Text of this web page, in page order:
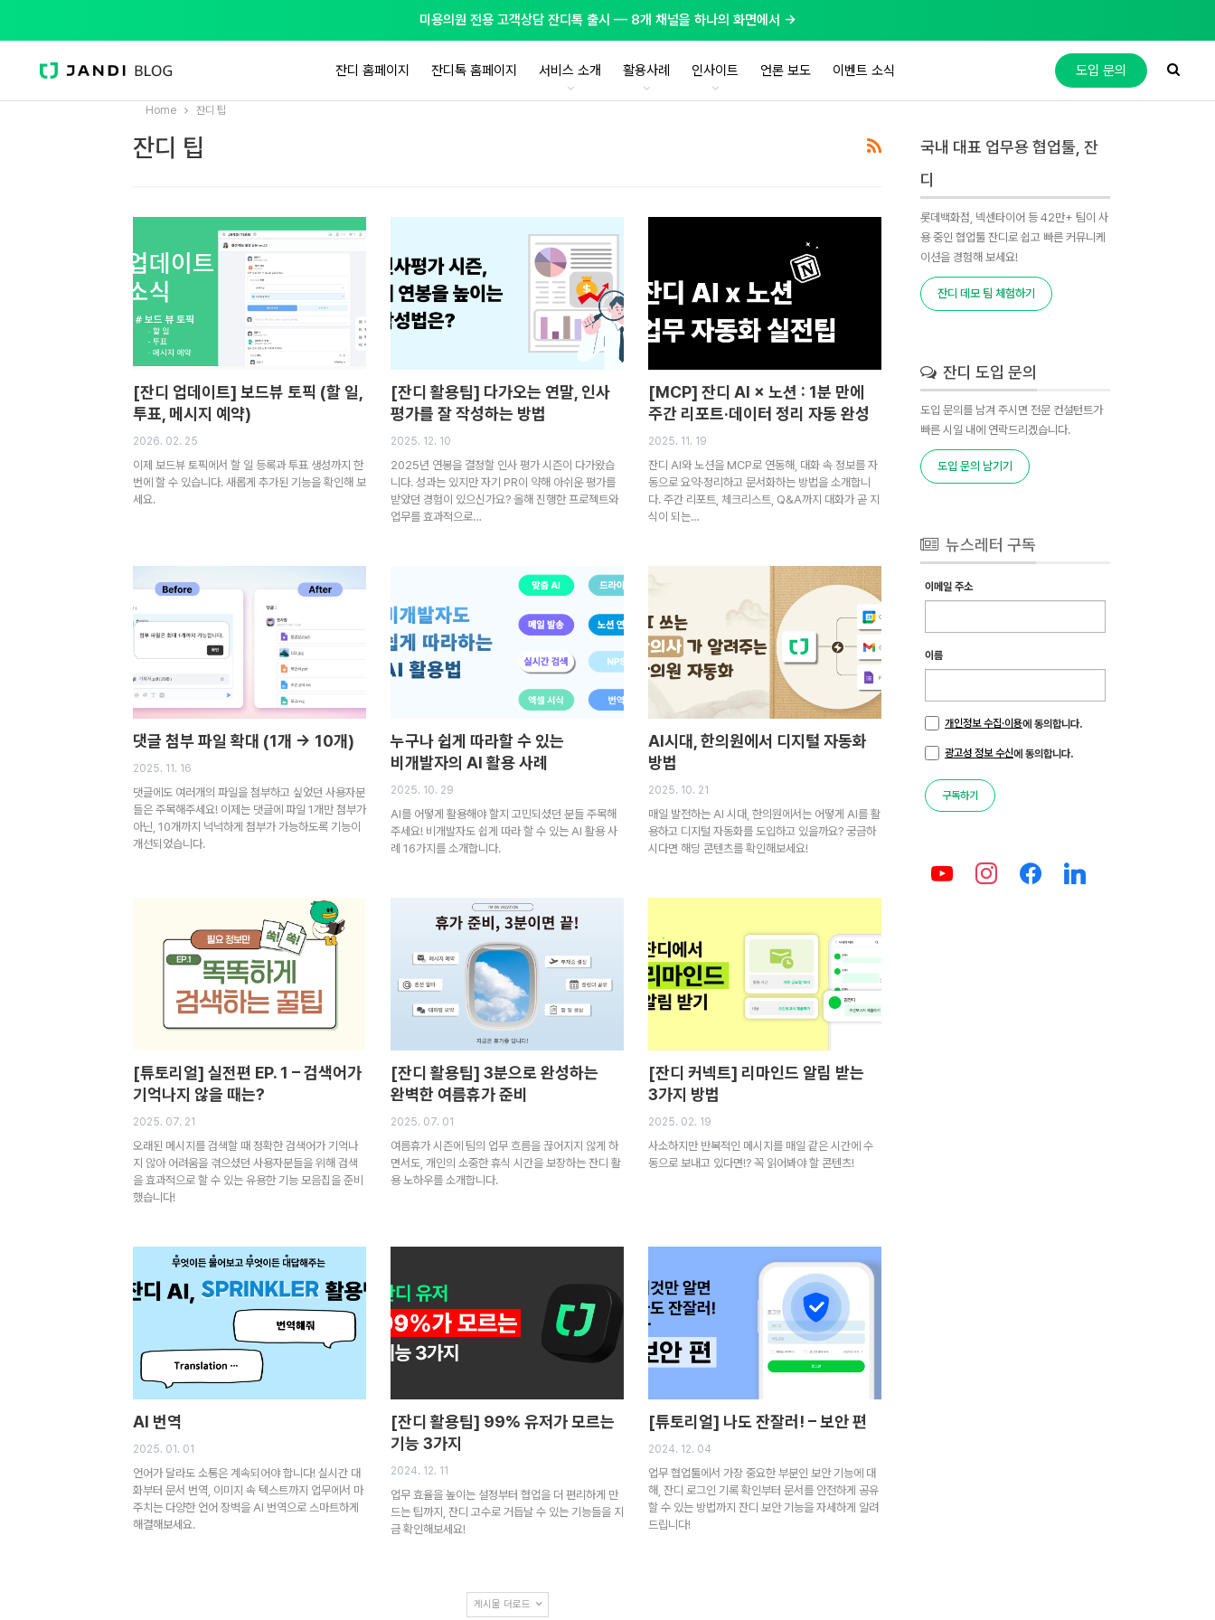
미용의원 전용 고객상담 잔디톡 출시 — 8개 채널을 하나의 화면에서 →
도입 문의
잔디 홈페이지 잔디톡 홈페이지 서비스 소개 활용사례 인사이트 언론 보도 이벤트 소식
Home 잔디 팁
잔디 팁
[잔디 업데이트] 보드뷰 토픽 (할 일,
투표, 메시지 예약)
2026. 02. 25
이제 보드뷰 토픽에서 할 일 등록과 투표 생성까지 한
번에 할 수 있습니다. 새롭게 추가된 기능을 확인해 보
세요.
[잔디 활용팁] 다가오는 연말, 인사
평가를 잘 작성하는 방법
2025. 12. 10
2025년 연봉을 결정할 인사 평가 시즌이 다가왔습
니다. 성과는 있지만 자기 PR이 약해 아쉬운 평가를
받았던 경험이 있으신가요? 올해 진행한 프로젝트와
업무를 효과적으로…
[MCP] 잔디 AI × 노션 : 1분 만에
주간 리포트·데이터 정리 자동 완성
2025. 11. 19
잔디 AI와 노션을 MCP로 연동해, 대화 속 정보를 자
동으로 요약·정리하고 문서화하는 방법을 소개합니
다. 주간 리포트, 체크리스트, Q&A까지 대화가 곧 지
식이 되는…
댓글 첨부 파일 확대 (1개 → 10개)
2025. 11. 16
댓글에도 여러개의 파일을 첨부하고 싶었던 사용자분
들은 주목해주세요! 이제는 댓글에 파일 1개만 첨부가
아닌, 10개까지 넉넉하게 첨부가 가능하도록 기능이
개선되었습니다.
누구나 쉽게 따라할 수 있는
비개발자의 AI 활용 사례
2025. 10. 29
AI를 어떻게 활용해야 할지 고민되셨던 분들 주목해
주세요! 비개발자도 쉽게 따라 할 수 있는 AI 활용 사
례 16가지를 소개합니다.
AI시대, 한의원에서 디지털 자동화
방법
2025. 10. 21
매일 발전하는 AI 시대, 한의원에서는 어떻게 AI를 활
용하고 디지털 자동화를 도입하고 있을까요? 궁금하
시다면 해당 콘텐츠를 확인해보세요!
[튜토리얼] 실전편 EP. 1 – 검색어가
기억나지 않을 때는?
2025. 07. 21
오래된 메시지를 검색할 때 정확한 검색어가 기억나
지 않아 어려움을 겪으셨던 사용자분들을 위해 검색
을 효과적으로 할 수 있는 유용한 기능 모음집을 준비
했습니다!
[잔디 활용팁] 3분으로 완성하는
완벽한 여름휴가 준비
2025. 07. 01
여름휴가 시즌에 팀의 업무 흐름을 끊어지지 않게 하
면서도, 개인의 소중한 휴식 시간을 보장하는 잔디 활
용 노하우를 소개합니다.
[잔디 커넥트] 리마인드 알림 받는
3가지 방법
2025. 02. 19
사소하지만 반복적인 메시지를 매일 같은 시간에 수
동으로 보내고 있다면!? 꼭 읽어봐야 할 콘텐츠!
AI 번역
2025. 01. 01
언어가 달라도 소통은 계속되어야 합니다! 실시간 대
화부터 문서 번역, 이미지 속 텍스트까지 업무에서 마
주치는 다양한 언어 장벽을 AI 번역으로 스마트하게
해결해보세요.
[잔디 활용팁] 99% 유저가 모르는
기능 3가지
2024. 12. 11
업무 효율을 높이는 설정부터 협업을 더 편리하게 만
드는 팁까지, 잔디 고수로 거듭날 수 있는 기능들을 지
금 확인해보세요!
[튜토리얼] 나도 잔잘러! – 보안 편
2024. 12. 04
업무 협업툴에서 가장 중요한 부분인 보안 기능에 대
해, 잔디 로그인 기록 확인부터 문서를 안전하게 공유
할 수 있는 방법까지 잔디 보안 기능을 자세하게 알려
드립니다!
게시물 더로드
국내 대표 업무용 협업툴, 잔
디
롯데백화점, 넥센타이어 등 42만+ 팀이 사
용 중인 협업툴 잔디로 쉽고 빠른 커뮤니케
이션을 경험해 보세요!
잔디 데모 팀 체험하기
잔디 도입 문의
도입 문의를 남겨 주시면 전문 컨설턴트가
빠른 시일 내에 연락드리겠습니다.
도입 문의 남기기
뉴스레터 구독
이메일 주소
이름
개인정보 수집·이용에 동의합니다.
광고성 정보 수신에 동의합니다.
구독하기